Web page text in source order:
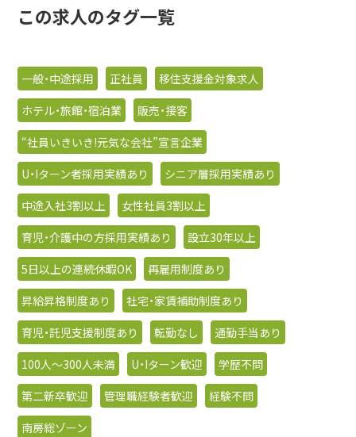
この求人のタグ一覧
一般・中途採用 正社員
移住支援金対象求人
ホテル・旅館・宿泊業
販売・接客
“社員いきいき!元気な会社”宣言企業
U・Iターン者採用実績あり
シニア層採用実績あり
中途入社3割以上
女性社員3割以上
育児・介護中の方採用実績あり
設立30年以上
5日以上の連続休暇OK
再雇用制度あり
昇給昇格制度あり
社宅・家賃補助制度あり
育児・託児支援制度あり
転勤なし
通勤手当あり
100人〜300人未満
U・Iターン歓迎
学歴不問
第二新卒歓迎
管理職経験者歓迎
経験不問
南房総ゾーン